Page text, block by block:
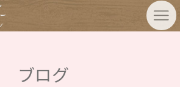
ブログ